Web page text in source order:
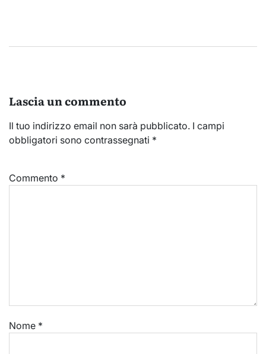
Lascia un commento
Il tuo indirizzo email non sarà pubblicato. I campi
obbligatori sono contrassegnati *
Commento *
Nome *